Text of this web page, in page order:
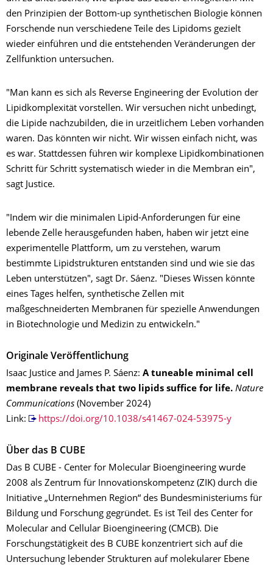
den Prinzipien der Bottom-up synthetischen Biologie können
Forschende nun verschiedene Teile des Lipidoms gezielt
wieder einführen und die entstehenden Veränderungen der
Zellfunktion untersuchen.
"Man kann es sich als Reverse Engineering der Evolution der
Lipidkomplexität vorstellen. Wir versuchen nicht unbedingt,
die Lipide nachzubilden, die in urzeitlichem Leben vorhanden
waren. Das könnten wir nicht. Wir wissen einfach nicht, was
es war. Stattdessen führen wir komplexe Lipidkombinationen
Schritt für Schritt systematisch wieder in die Membran ein",
sagt Justice.
"Indem wir die minimalen Lipid-Anforderungen für eine
lebende Zelle herausgefunden haben, haben wir jetzt eine
experimentelle Plattform, um zu verstehen, warum
bestimmte Lipidstrukturen entstanden sind und wie sie das
Leben unterstützen", sagt Dr. Sáenz. "Dieses Wissen könnte
eines Tages helfen, synthetische Zellen mit
maßgeschneiderten Membranen für spezielle Anwendungen
in Biotechnologie und Medizin zu entwickeln."
Originale Veröffentlichung
Isaac Justice and James P. Sáenz: A tuneable minimal cell
membrane reveals that two lipids suffice for life. Nature
Communications (November 2024)
Link:
https://doi.org/10.1038/s41467-024-53975-y
Über das B CUBE
Das B CUBE - Center for Molecular Bioengineering wurde
2008 als Zentrum für Innovationskompetenz (ZIK) durch die
Initiative „Unternehmen Region“ des Bundesministeriums für
Bildung und Forschung gegründet. Es ist Teil des Center for
Molecular and Cellular Bioengineering (CMCB). Die
Forschungstätigkeit des B CUBE konzentriert sich auf die
Untersuchung lebender Strukturen auf molekularer Ebene